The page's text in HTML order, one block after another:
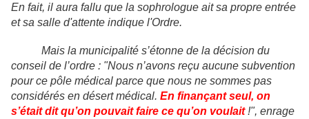
En fait, il aura fallu que la sophrologue ait sa propre entrée
et sa salle d'attente indique l'Ordre.
Mais la municipalité s’étonne de la décision du
conseil de l’ordre : "Nous n’avons reçu aucune subvention
pour ce pôle médical parce que nous ne sommes pas
considérés en désert médical. En finançant seul, on
s’était dit qu’on pouvait faire ce qu’on voulait!", enrage